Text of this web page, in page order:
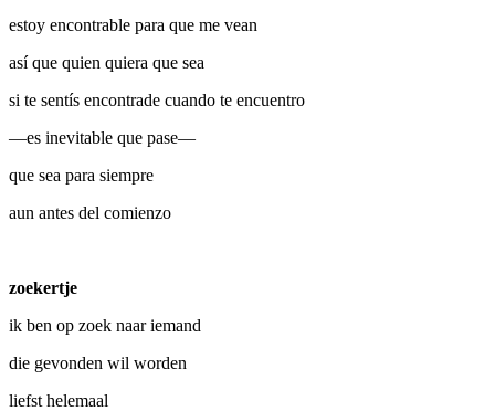
estoy encontrable para que me vean
así que quien quiera que sea
si te sentís encontrade cuando te encuentro
—es inevitable que pase—
que sea para siempre
aun antes del comienzo
zoekertje
ik ben op zoek naar iemand
die gevonden wil worden
liefst helemaal